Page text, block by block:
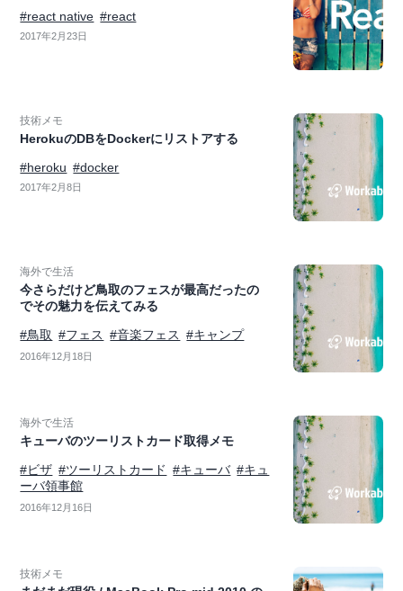
#react native #react
2017年2月23日
技術メモ
HerokuのDBをDockerにリストアする
#heroku #docker
2017年2月8日
海外で生活
今さらだけど鳥取のフェスが最高だったの
でその魅力を伝えてみる
#鳥取 #フェス #音楽フェス #キャンプ
2016年12月18日
海外で生活
キューバのツーリストカード取得メモ
#ビザ #ツーリストカード #キューバ #キュ
ーバ領事館
2016年12月16日
技術メモ